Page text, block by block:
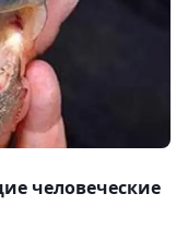
человеческие